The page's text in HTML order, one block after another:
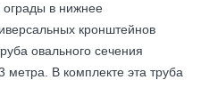
ограды в нижнее
кронштейнов
овального сечения
В комплекте эта труба